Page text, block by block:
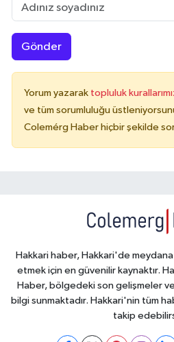
Gönder
Yorum yazarak topluluk
ve tüm sorumluluğu
Colemérg Haber hiçbir şekilde
Hakkari haber, Hakkari'de
etmek için en güvenilir kaynaktır.
Haber, bölgedeki son gelişmeler
bilgi sunmaktadır. Hakkari'nin tüm
takip